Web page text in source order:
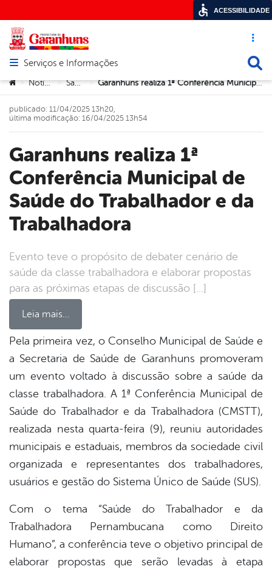
Acesso
Abrir menu principal de navegação
Serviços e Informações
Você está aqui:
> Notícias > Saúde > Garanhuns realiza 1ª Conferência Municipal de Saúde do Trabalhador e da Trabalhadora
Garanhuns realiza 1ª
Conferência Municipal de
Saúde do Trabalhador e da
Trabalhadora
Evento teve o propósito de debater cenário de
saúde da classe trabalhadora e elaborar propostas
para as próximas etapas de discussão […]
Leia mais…
publicado: 11/04/2025 13h20,
última modificação: 16/04/2025 13h54
Pela primeira vez, o Conselho Municipal de Saúde e
a Secretaria de Saúde de Garanhuns promoveram
um evento voltado à discussão sobre a saúde da
classe trabalhadora. A 1ª Conferência Municipal de
Saúde do Trabalhador e da Trabalhadora (CMSTT),
realizada nesta quarta-feira (9), reuniu autoridades
municipais e estaduais, membros da sociedade civil
organizada e representantes dos trabalhadores,
usuários e gestão do Sistema Único de Saúde (SUS).
Com o tema “Saúde do Trabalhador e da
Trabalhadora Pernambucana como Direito
Humano”, a conferência teve o objetivo principal de
elaborar propostas que serão levadas à etapa
ACESSIBILIDADE